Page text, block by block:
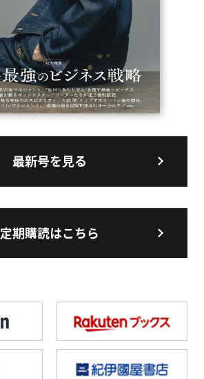
最新号を見る
定期購読はこちら